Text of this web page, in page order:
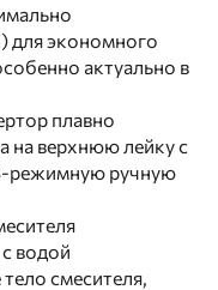
для экономного
актуально в
плавно
на верхнюю лейку с
режимную ручную
водой
смесителя,